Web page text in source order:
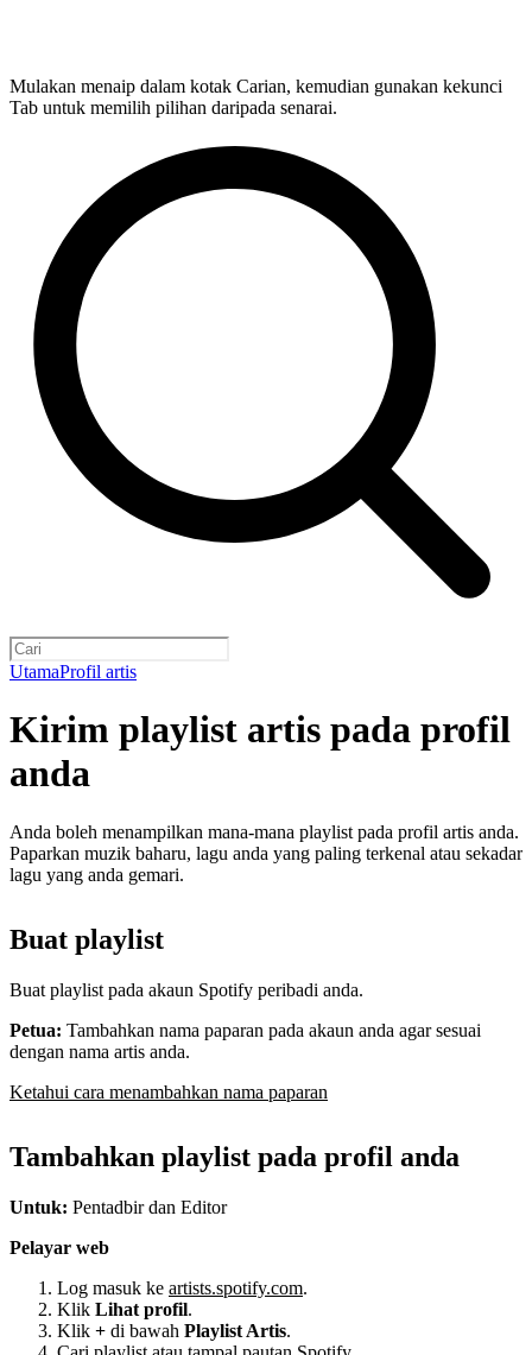
Mulakan menaip dalam kotak Carian, kemudian gunakan kekunci
Tab untuk memilih pilihan daripada senarai.
UtamaProfil artis
Kirim playlist artis pada profil
anda
Anda boleh menampilkan mana-mana playlist pada profil artis anda.
Paparkan muzik baharu, lagu anda yang paling terkenal atau sekadar
lagu yang anda gemari.
Buat playlist
Buat playlist pada akaun Spotify peribadi anda.
Petua: Tambahkan nama paparan pada akaun anda agar sesuai
dengan nama artis anda.
Ketahui cara menambahkan nama paparan
Tambahkan playlist pada profil anda
Untuk: Pentadbir dan Editor
Pelayar web
Log masuk ke artists.spotify.com.
Klik Lihat profil.
Klik + di bawah Playlist Artis.